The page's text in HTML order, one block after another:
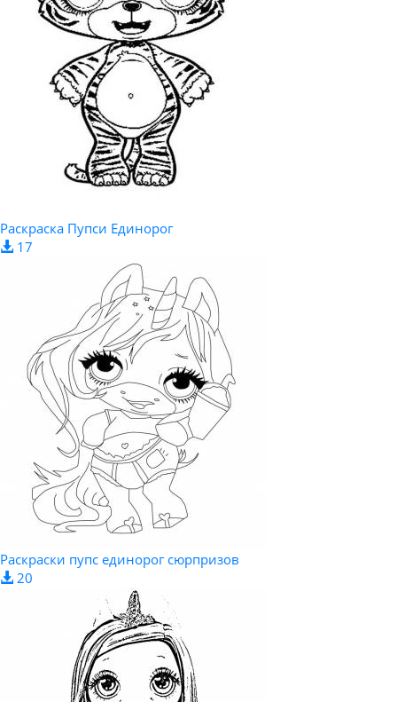
Раскраска Пупси Единорог
17
Раскраски пупс единорог сюрпризов
20